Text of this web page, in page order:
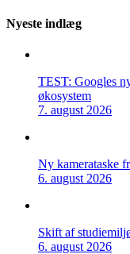
Nyeste indlæg
TEST: Googles
økosystem
7. august 2026
Ny kamerataske
6. august 2026
Skift af
6. august 2026